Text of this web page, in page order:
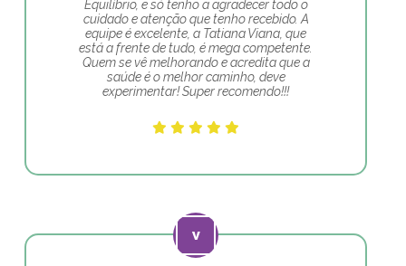
Equilíbrio, e só tenho a agradecer todo o
cuidado e atenção que tenho recebido. A
equipe é excelente, a Tatiana Viana, que
está a frente de tudo, é mega competente.
Quem se vê melhorando e acredita que a
saúde é o melhor caminho, deve
experimentar! Super recomendo!!!